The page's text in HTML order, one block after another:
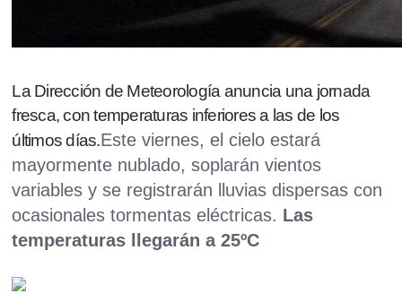
La Dirección de Meteorología anuncia una jornada
fresca, con temperaturas inferiores a las de los
últimos días.Este viernes, el cielo estará
mayormente nublado, soplarán vientos
variables y se registrarán lluvias dispersas con
ocasionales tormentas eléctricas. Las
temperaturas llegarán a 25ºC